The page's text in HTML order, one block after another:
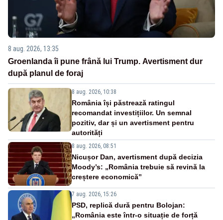
8 aug. 2026, 13:35
Groenlanda îi pune frână lui Trump. Avertisment dur
după planul de foraj
8 aug. 2026, 10:38
România își păstrează ratingul
recomandat investițiilor. Un semnal
pozitiv, dar și un avertisment pentru
autorități
8 aug. 2026, 08:51
Nicușor Dan, avertisment după decizia
Moody’s: „România trebuie să revină la
creștere economică”
7 aug. 2026, 15:26
PSD, replică dură pentru Bolojan:
„România este într-o situație de forță